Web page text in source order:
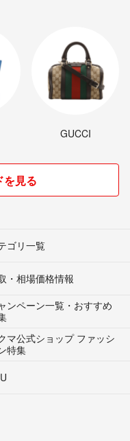
GUCCI
を見る
ゴリ一覧
・相場価格情報
ンペーン一覧・おすすめ
マ公式ショップ ファッシ
特集